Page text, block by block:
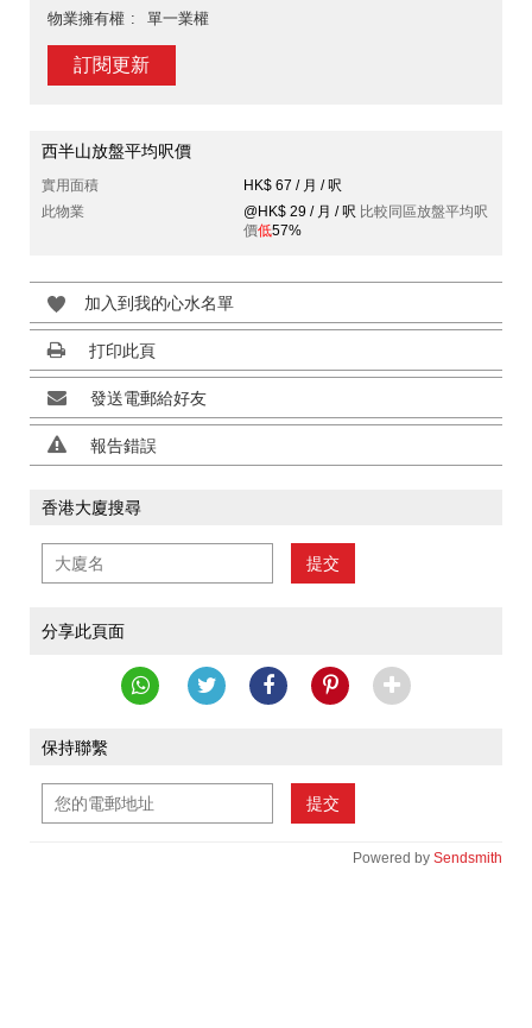
物業擁有權
單一業權
訂閱更新
西半山放盤平均呎價
實用面積
HK$ 67 / 月 / 呎
此物業
@HK$ 29 / 月 / 呎 比較同區放盤平均呎
價低57%
加入到我的心水名單
打印此頁
發送電郵給好友
報告錯誤
香港大廈搜尋
提交
分享此頁面
保持聯繫
提交
Powered by Sendsmith